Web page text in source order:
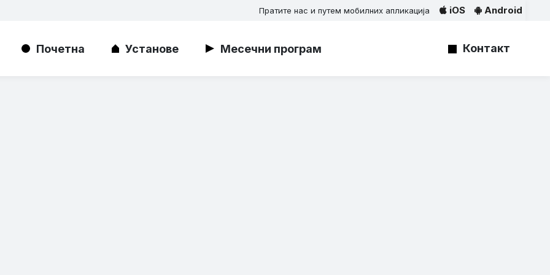
Пратите нас и путем мобилних апликација Android
iOS
Почетна Установе Месечни програм Контакт